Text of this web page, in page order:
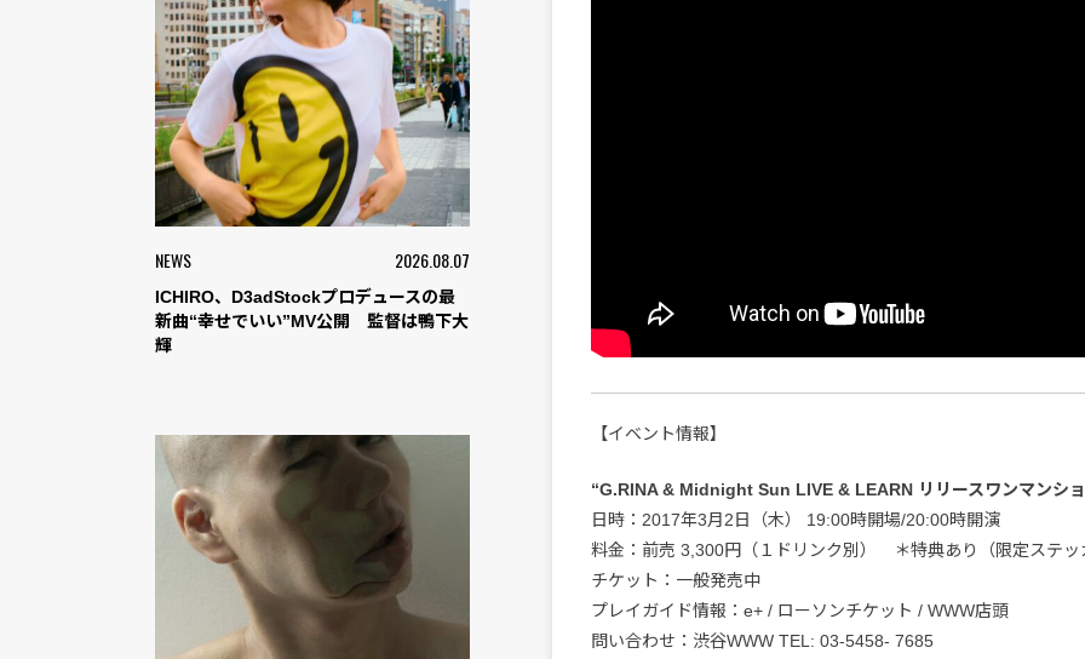
NEWS 2026.08.07
ICHIRO、D3adStockプロデュースの最
新曲“幸せでいい”MV公開 監督は鴨下大
輝
【イベント情報】
“G.RINA & Midnight Sun LIVE & LEARN リリースワンマンシ
日時：2017年3月2日（木） 19:00時開場/20:00時開演
料金：前売 3,300円（１ドリンク別） ＊特典あり（限定ステッ
チケット：一般発売中
プレイガイド情報：e+ / ローソンチケット / WWW店頭
問い合わせ：渋谷WWW TEL: 03-5458- 7685